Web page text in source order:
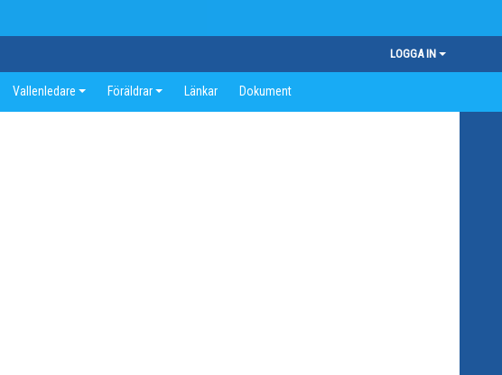
LOGGA IN
Vallenledare Föräldrar Länkar Dokument